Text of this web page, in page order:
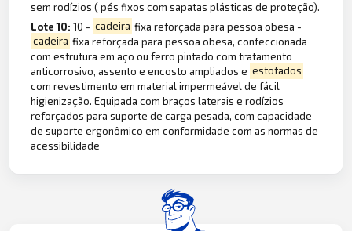
sem rodízios ( pés fixos com sapatas plásticas de proteção).
Lote 10:10 - cadeira fixa reforçada para pessoa obesa -
cadeira fixa reforçada para pessoa obesa, confeccionada
com estrutura em aço ou ferro pintado com tratamento
anticorrosivo, assento e encosto ampliados e estofados
com revestimento em material impermeável de fácil
higienização. Equipada com braços laterais e rodízios
reforçados para suporte de carga pesada, com capacidade
de suporte ergonômico em conformidade com as normas de
acessibilidade